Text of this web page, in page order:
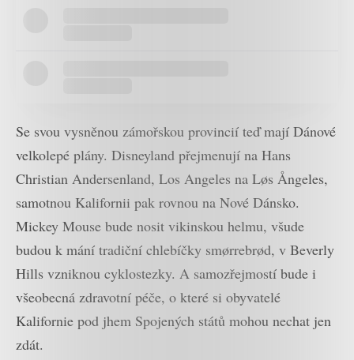
Se svou vysněnou zámořskou provincií teď mají Dánové
velkolepé plány. Disneyland přejmenují na Hans
Christian Andersenland, Los Angeles na Løs Ångeles,
samotnou Kalifornii pak rovnou na Nové Dánsko.
Mickey Mouse bude nosit vikinskou helmu, všude
budou k mání tradiční chlebíčky smørrebrød, v Beverly
Hills vzniknou cyklostezky. A samozřejmostí bude i
všeobecná zdravotní péče, o které si obyvatelé
Kalifornie pod jhem Spojených států mohou nechat jen
zdát.